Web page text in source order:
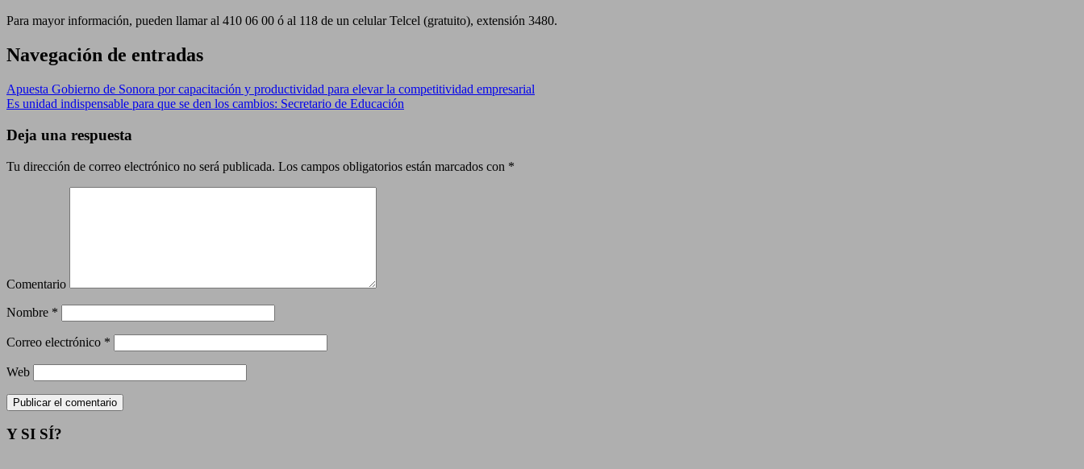
Para mayor información, pueden llamar al 410 06 00 ó al 118 de un celular Telcel (gratuito), extensión 3480.
Navegación de entradas
Apuesta Gobierno de Sonora por capacitación y productividad para elevar la competitividad empresarial
Es unidad indispensable para que se den los cambios: Secretario de Educación
Deja una respuesta
Tu dirección de correo electrónico no será publicada. Los campos obligatorios están marcados con *
Comentario
Nombre *
Correo electrónico *
Web
Y SI SÍ?